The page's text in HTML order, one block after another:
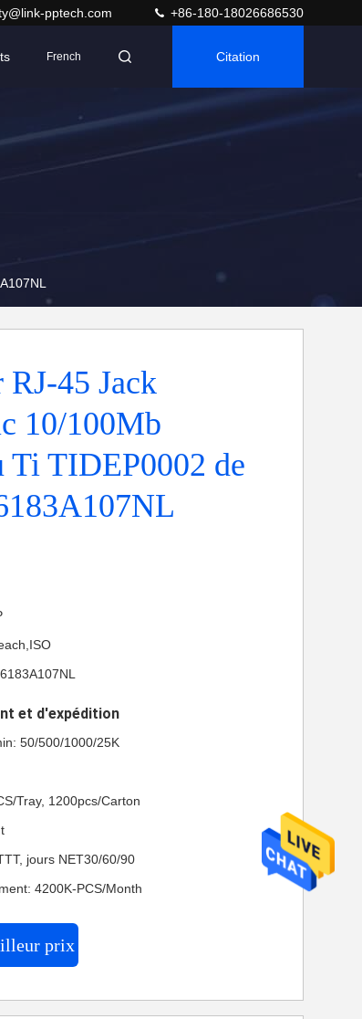
pptech.com +86-180-18026686530
French Citation
RJ-45 Jack
10/100Mb
TIDEP0002 de
et d'expédition
50/500/1000/25K
Tray, 1200pcs/Carton
jours NET30/60/90
4200K-PCS/Month
prix